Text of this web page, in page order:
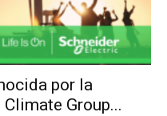
por la
Group...